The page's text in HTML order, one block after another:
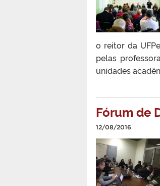
o reitor da
pelas
unidades
Fórum de
12/08/2016